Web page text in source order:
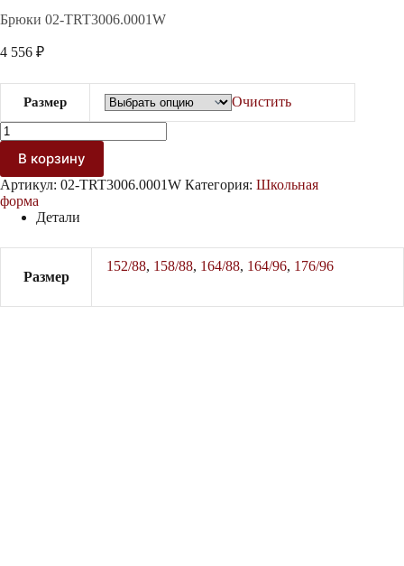
Брюки 02-TRT3006.0001W
4 556 ₽
Размер Очистить
Количество
товара
Брюки
02-
TRT3006.0001W
В корзину
Артикул: 02-TRT3006.0001W Категория: Школьная
форма
Детали
Размер
152/88, 158/88, 164/88, 164/96, 176/96